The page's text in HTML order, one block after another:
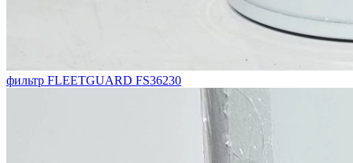
фильтр FLEETGUARD FS36230